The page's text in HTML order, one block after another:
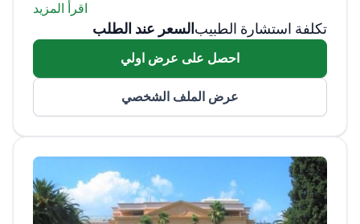
الجراحي لأورام الجهاز البولي التناسلي، بما في
ذلك سرطان البروستاتا والكلى والمثانة، وكذلك
حاليًا، يقود الطبيب وحدة أورام الجهاز البولي
والأورام ذات الأصل غير المعروف في مستشفى
والجراحة، قاد الطبيب العديد من التجارب
السريرية الوطنية متعددة المراكز وكتب أكثر من
120 مقالة محكمة. يُعترف بالطبيب كواحد من أبرز
الخبراء في إسبانيا في مجال أورام الجهاز البولي
اقرأ المزيد
تكلفة استشارة الطبيب السعر عند الطلب
احصل على عرض اولي
عرض الملف الشخصي